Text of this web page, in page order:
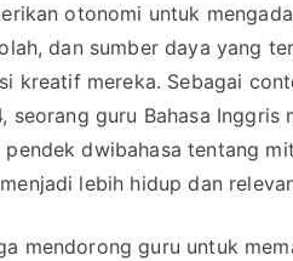
otonomi untuk
dan sumber daya yang
kreatif mereka. Sebagai
seorang guru Bahasa
dwibahasa tentang
lebih hidup dan
mendorong guru untuk